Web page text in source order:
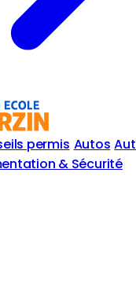
permis Autos
& Sécurité